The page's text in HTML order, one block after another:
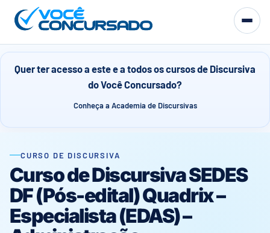
Quer ter acesso a este e a todos os cursos de Discursiva
do Você Concursado?
Conheça a Academia de Discursivas
CURSO DE DISCURSIVA
Curso de Discursiva SEDES
DF (Pós-edital) Quadrix –
Especialista (EDAS) –